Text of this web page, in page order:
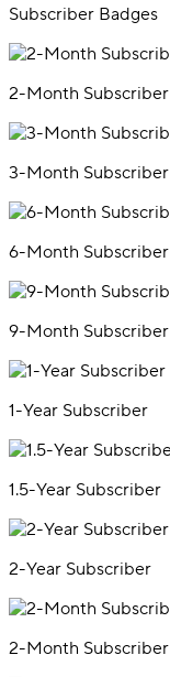
Subscriber Badges
2-Month Subscriber
3-Month Subscriber
6-Month Subscriber
9-Month Subscriber
1-Year Subscriber
1.5-Year Subscriber
2-Year Subscriber
2-Month Subscriber